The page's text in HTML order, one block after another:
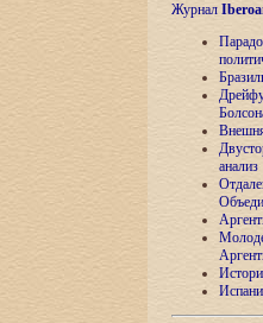
Журнал
анализ